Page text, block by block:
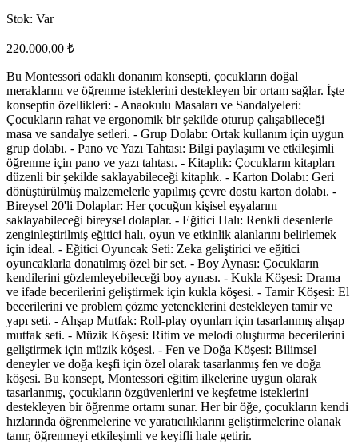
Stok: Var
220.000,00 ₺
Bu Montessori odaklı donanım konsepti, çocukların doğal
meraklarını ve öğrenme isteklerini destekleyen bir ortam sağlar. İşte
konseptin özellikleri: - Anaokulu Masaları ve Sandalyeleri:
Çocukların rahat ve ergonomik bir şekilde oturup çalışabileceği
masa ve sandalye setleri. - Grup Dolabı: Ortak kullanım için uygun
grup dolabı. - Pano ve Yazı Tahtası: Bilgi paylaşımı ve etkileşimli
öğrenme için pano ve yazı tahtası. - Kitaplık: Çocukların kitapları
düzenli bir şekilde saklayabileceği kitaplık. - Karton Dolabı: Geri
dönüştürülmüş malzemelerle yapılmış çevre dostu karton dolabı. -
Bireysel 20'li Dolaplar: Her çocuğun kişisel eşyalarını
saklayabileceği bireysel dolaplar. - Eğitici Halı: Renkli desenlerle
zenginleştirilmiş eğitici halı, oyun ve etkinlik alanlarını belirlemek
için ideal. - Eğitici Oyuncak Seti: Zeka geliştirici ve eğitici
oyuncaklarla donatılmış özel bir set. - Boy Aynası: Çocukların
kendilerini gözlemleyebileceği boy aynası. - Kukla Köşesi: Drama
ve ifade becerilerini geliştirmek için kukla köşesi. - Tamir Köşesi: El
becerilerini ve problem çözme yeteneklerini destekleyen tamir ve
yapı seti. - Ahşap Mutfak: Roll-play oyunları için tasarlanmış ahşap
mutfak seti. - Müzik Köşesi: Ritim ve melodi oluşturma becerilerini
geliştirmek için müzik köşesi. - Fen ve Doğa Köşesi: Bilimsel
deneyler ve doğa keşfi için özel olarak tasarlanmış fen ve doğa
köşesi. Bu konsept, Montessori eğitim ilkelerine uygun olarak
tasarlanmış, çocukların özgüvenlerini ve keşfetme isteklerini
destekleyen bir öğrenme ortamı sunar. Her bir öğe, çocukların kendi
hızlarında öğrenmelerine ve yaratıcılıklarını geliştirmelerine olanak
tanır, öğrenmeyi etkileşimli ve keyifli hale getirir.